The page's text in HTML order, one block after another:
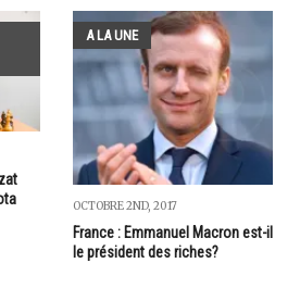
A LA UNE
OCTOBRE 2ND, 2017
France : Emmanuel Macron est-il
le président des riches?